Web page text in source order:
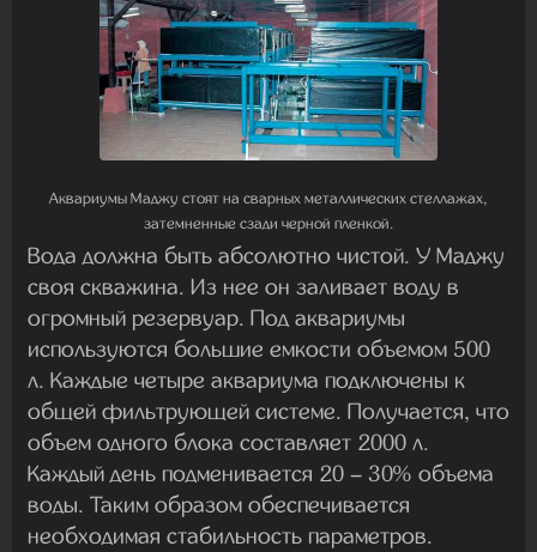
Аквариумы Маджу стоят на сварных металлических стеллажах,
затемненные сзади черной пленкой.
Вода должна быть абсолютно чистой. У Маджу
своя скважина. Из нее он заливает воду в
огромный резервуар. Под аквариумы
используются большие емкости объемом 500
л. Каждые четыре аквариума подключены к
общей фильтрующей системе. Получается, что
объем одного блока составляет 2000 л.
Каждый день подменивается 20 – 30% объема
воды. Таким образом обеспечивается
необходимая стабильность параметров.